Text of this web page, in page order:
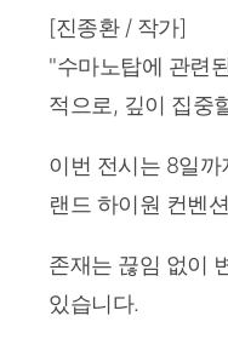
[진종환 / 작가]
"수마노탑에 관련
적으로, 깊이 집중
이번 전시는 8일
랜드 하이원 컨벤
존재는 끊임 없이
있습니다.